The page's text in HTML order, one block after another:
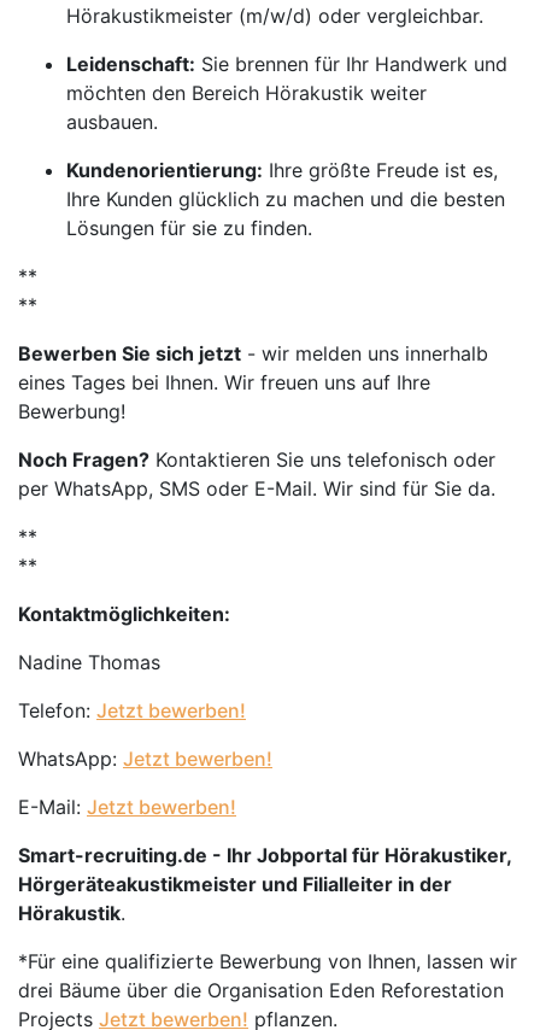
Hörakustikmeister (m/w/d) oder vergleichbar.
Leidenschaft: Sie brennen für Ihr Handwerk und
möchten den Bereich Hörakustik weiter
ausbauen.
Kundenorientierung: Ihre größte Freude ist es,
Ihre Kunden glücklich zu machen und die besten
Lösungen für sie zu finden.
**
**
Bewerben Sie sich jetzt - wir melden uns innerhalb
eines Tages bei Ihnen. Wir freuen uns auf Ihre
Bewerbung!
Noch Fragen? Kontaktieren Sie uns telefonisch oder
per WhatsApp, SMS oder E-Mail. Wir sind für Sie da.
**
**
Kontaktmöglichkeiten:
Nadine Thomas
Telefon: Jetzt bewerben!
WhatsApp: Jetzt bewerben!
E-Mail: Jetzt bewerben!
Smart-recruiting.de - Ihr Jobportal für Hörakustiker,
Hörgeräteakustikmeister und Filialleiter in der
Hörakustik.
*Für eine qualifizierte Bewerbung von Ihnen, lassen wir
drei Bäume über die Organisation Eden Reforestation
Projects Jetzt bewerben! pflanzen.